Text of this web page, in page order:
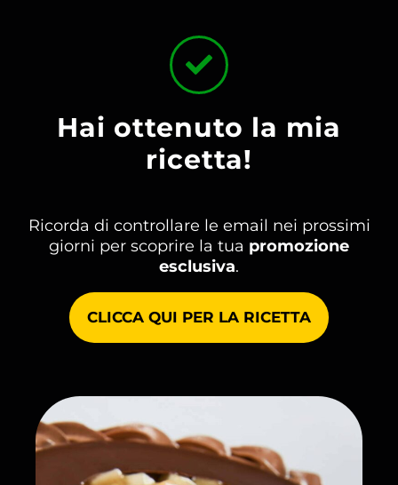
Hai ottenuto la mia
ricetta!
Ricorda di controllare le email nei prossimi
giorni per scoprire la tua promozione
esclusiva.
CLICCA QUI PER LA RICETTA